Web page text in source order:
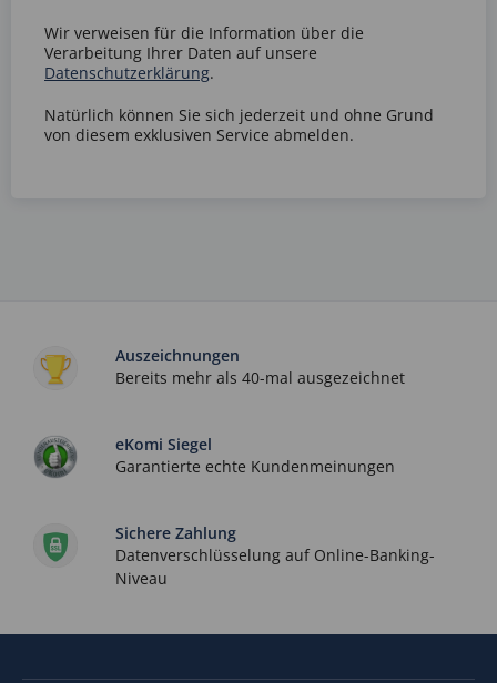
Wir verweisen für die Information über die
Verarbeitung Ihrer Daten auf unsere
Datenschutzerklärung.
Natürlich können Sie sich jederzeit und ohne Grund
von diesem exklusiven Service abmelden.
Auszeichnungen
Bereits mehr als 40-mal ausgezeichnet
eKomi Siegel
Garantierte echte Kundenmeinungen
Sichere Zahlung
Datenverschlüsselung auf Online-Banking-
Niveau